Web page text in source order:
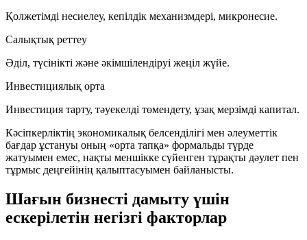
Қолжетімді несиелеу, кепілдік механизмдері, микронесие.
Салықтық реттеу
Әділ, түсінікті және әкімшілендіруі жеңіл жүйе.
Инвестициялық орта
Инвестиция тарту, тәуекелді төмендету, ұзақ мерзімді капитал.
Кәсіпкерліктің экономикалық белсенділігі мен әлеуметтік
бағдар ұстануы оның «орта тапқа» формальды түрде
жатуымен емес, нақты меншікке сүйенген тұрақты дәулет пен
тұрмыс деңгейінің қалыптасуымен байланысты.
Шағын бизнесті дамыту үшін
ескерілетін негізгі факторлар